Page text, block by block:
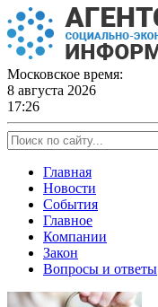
Skip
to
content
Московское время:
8 августа 2026
17:26
Главная
Новости
События
Главное
Компании
Закон
Вопросы и ответы